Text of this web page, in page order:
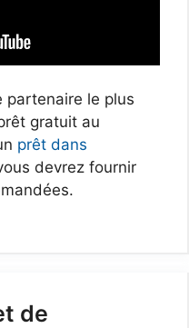
partenaire le plus
gratuit au
prêt dans
devrez fournir
de